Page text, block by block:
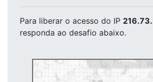
Para liberar o acesso do IP
responda ao desafio abaixo.